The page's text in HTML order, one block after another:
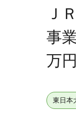
Ｊ
事
万
東日本